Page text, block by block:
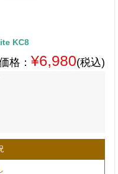
KC8
格： ¥6,980(税込)